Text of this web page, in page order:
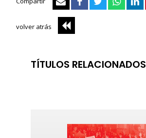
volver atrás
TÍTULOS RELACIONADOS